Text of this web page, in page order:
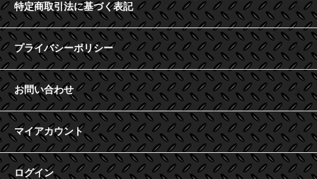
特定商取引法に基づく表記
プライバシーポリシー
お問い合わせ
マイアカウント
ログイン